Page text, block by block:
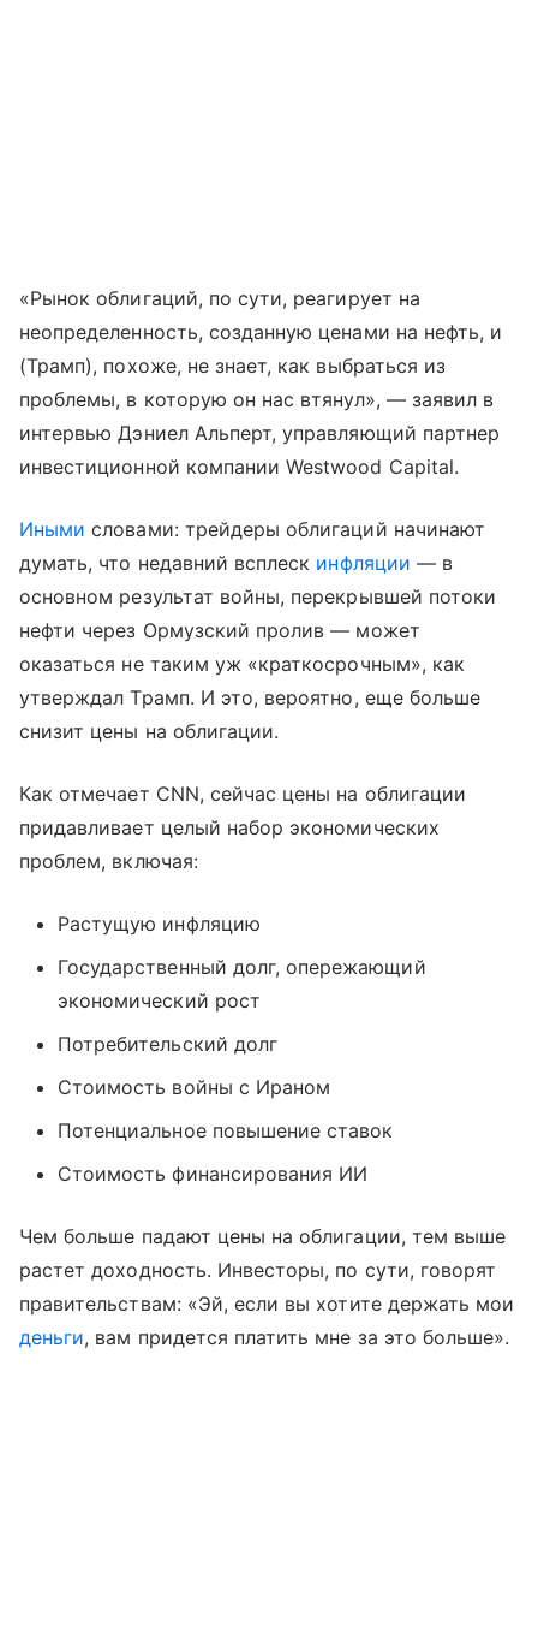
«Рынок облигаций, по сути, реагирует на
неопределенность, созданную ценами на нефть, и
(Трамп), похоже, не знает, как выбраться из
проблемы, в которую он нас втянул», — заявил в
интервью Дэниел Альперт, управляющий партнер
инвестиционной компании Westwood Capital.
Иными словами: трейдеры облигаций начинают
думать, что недавний всплеск инфляции — в
основном результат войны, перекрывшей потоки
нефти через Ормузский пролив — может
оказаться не таким уж «краткосрочным», как
утверждал Трамп. И это, вероятно, еще больше
снизит цены на облигации.
Как отмечает CNN, сейчас цены на облигации
придавливает целый набор экономических
проблем, включая:
Растущую инфляцию
Государственный долг, опережающий
экономический рост
Потребительский долг
Стоимость войны с Ираном
Потенциальное повышение ставок
Стоимость финансирования ИИ
Чем больше падают цены на облигации, тем выше
растет доходность. Инвесторы, по сути, говорят
правительствам: «Эй, если вы хотите держать мои
деньги, вам придется платить мне за это больше».